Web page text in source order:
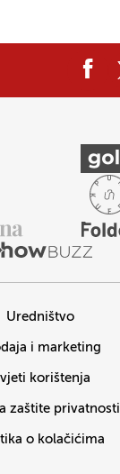
Uredništvo
i marketing
korištenja
zaštite privatnosti
o kolačićima